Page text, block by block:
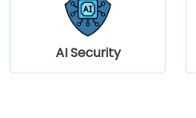
AI Security